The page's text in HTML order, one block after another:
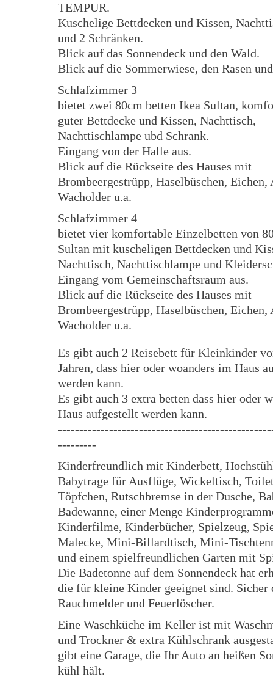
TEMPUR.
Kuschelige Bettdecken und Kissen,
und 2 Schränken.
Blick auf das Sonnendeck und den Wald.
Blick auf die Sommerwiese, den Rasen
Schlafzimmer 3
bietet zwei 80cm betten Ikea Sultan,
guter Bettdecke und Kissen, Nachttisch,
Nachttischlampe ubd Schrank.
Eingang von der Halle aus.
Blick auf die Rückseite des Hauses mit
Brombeergestrüpp, Haselbüschen, Eichen,
Wacholder u.a.
Schlafzimmer 4
bietet vier komfortable Einzelbetten von
Sultan mit kuscheligen Bettdecken und
Nachttisch, Nachttischlampe und
Eingang vom Gemeinschaftsraum aus.
Blick auf die Rückseite des Hauses mit
Brombeergestrüpp, Haselbüschen, Eichen,
Wacholder u.a.
Es gibt auch 2 Reisebett für Kleinkinder
Jahren, dass hier oder woanders im Haus
werden kann.
Es gibt auch 3 extra betten dass hier oder
Haus aufgestellt werden kann.
---------
Kinderfreundlich mit Kinderbett,
Babytrage für Ausflüge, Wickeltisch,
Töpfchen, Rutschbremse in der Dusche,
Badewanne, einer Menge
Kinderfilme, Kinderbücher, Spielzeug,
Malecke, Mini-Billardtisch, Mini-
und einem spielfreundlichen Garten mit
Die Badetonne auf dem Sonnendeck hat
die für kleine Kinder geeignet sind. Sicher
Rauchmelder und Feuerlöscher.
Eine Waschküche im Keller ist mit
und Trockner & extra Kühlschrank
gibt eine Garage, die Ihr Auto an heißen
kühl hält.